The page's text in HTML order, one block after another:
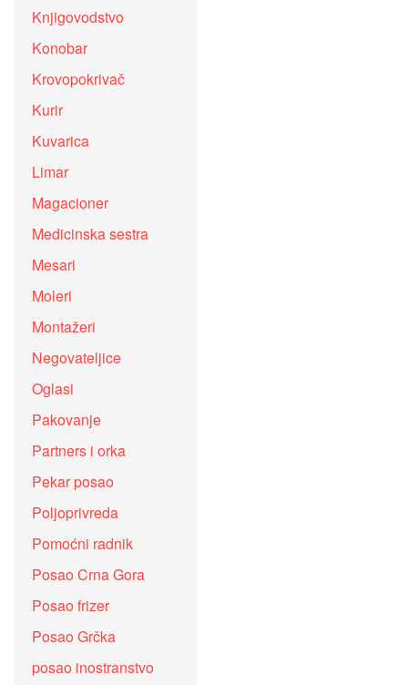
Knjigovodstvo
Konobar
Krovopokrivač
Kurir
Kuvarica
Limar
Magacioner
Medicinska sestra
Mesari
Moleri
Montažeri
Negovateljice
Oglasi
Pakovanje
Partners i orka
Pekar posao
Poljoprivreda
Pomoćni radnik
Posao Crna Gora
Posao frizer
Posao Grčka
posao inostranstvo